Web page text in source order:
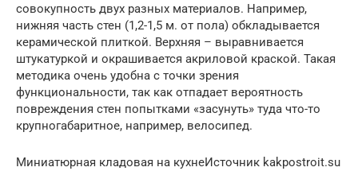
совокупность двух разных материалов. Например,
нижняя часть стен (1,2-1,5 м. от пола) обкладывается
керамической плиткой. Верхняя – выравнивается
штукатуркой и окрашивается акриловой краской. Такая
методика очень удобна с точки зрения
функциональности, так как отпадает вероятность
повреждения стен попытками «засунуть» туда что-то
крупногабаритное, например, велосипед.
Миниатюрная кладовая на кухнеИсточник kakpostroit.su